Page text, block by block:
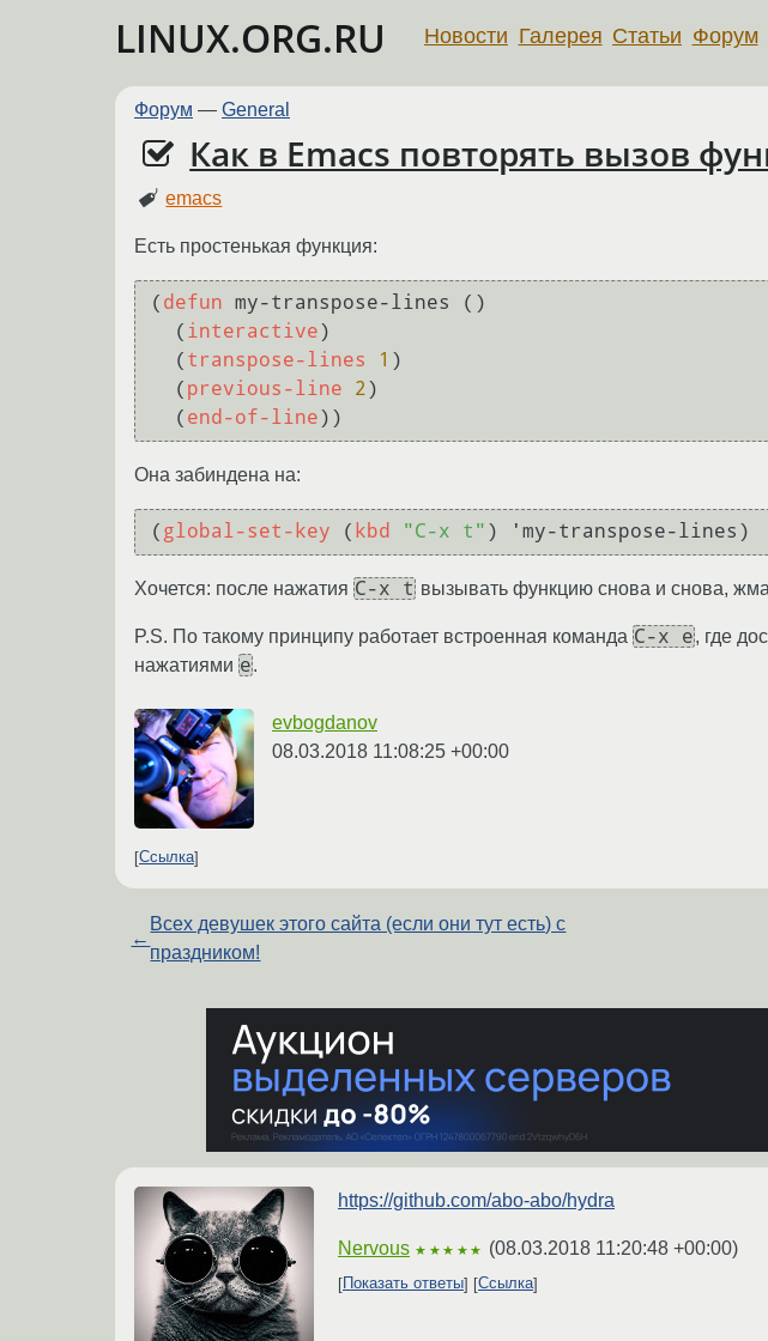
LINUX.ORG.RU Новости Галерея Статьи Форум
Форум — General
Как в Emacs повторять вызов
emacs
Есть простенькая функция:
( defun my-transpose-lines ()
  (
interactive)
  (
transpose-lines 1 )
  (
previous-line 2)
  (
end-of-line
Она забиндена на:
( global-set-key ( kbd "C-x t"
Хочется: после нажатия C-x t вызывать функцию снова и снова,
P.S. По такому принципу работает встроенная команда C-x e, где
нажатиями e.
evbogdanov
08.03.2018 11:08:25 +00:00
Ссылка
←
Всех девушек этого сайта (если они тут есть) с
праздником!
https://github.com/abo-abo/hydra
Nervous ★★★★★ (08.03.2018 11:20:48 +00:00)
Показать ответы Ссылка